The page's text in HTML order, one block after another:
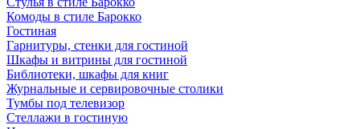
Комоды в стиле Барокко
Гостиная
Гарнитуры, стенки для гостиной
Шкафы и витрины для гостиной
Библиотеки, шкафы для книг
Журнальные и сервировочные столики
Тумбы под телевизор
Стеллажи в гостиную